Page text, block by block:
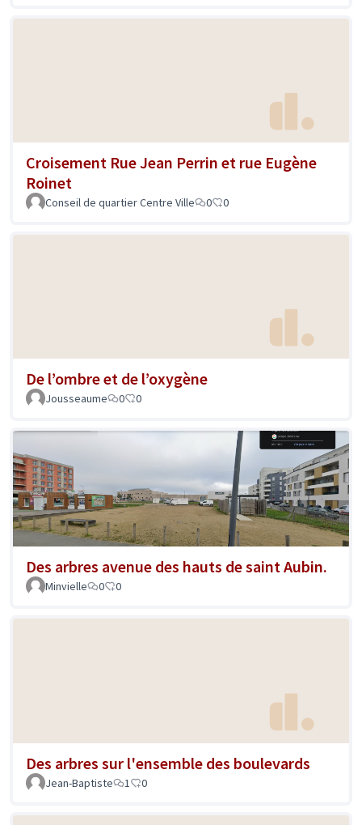
Croisement Rue Jean Perrin et rue Eugène
Roinet
Conseil de quartier Centre Ville 0 0
De l’ombre et de l’oxygène
Jousseaume 0 0
Des arbres avenue des hauts de saint Aubin.
Minvielle 0 0
Des arbres sur l'ensemble des boulevards
Jean-Baptiste 1 0